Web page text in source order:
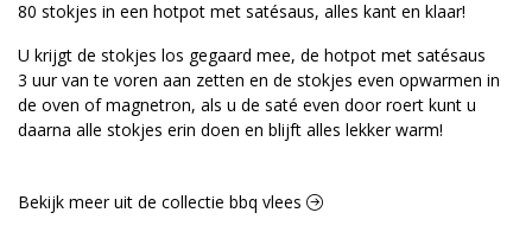
80 stokjes in een hotpot met satésaus, alles kant en klaar!
U krijgt de stokjes los gegaard mee, de hotpot met satésaus
3 uur van te voren aan zetten en de stokjes even opwarmen in
de oven of magnetron, als u de saté even door roert kunt u
daarna alle stokjes erin doen en blijft alles lekker warm!
Bekijk meer uit de collectie bbq vlees